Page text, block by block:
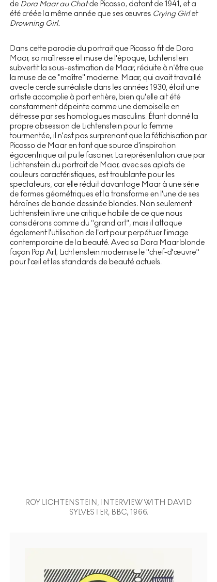
de Dora Maar au Chatde Picasso, datant de 1941, et a
été créée la même année que ses œuvres Crying Girlet
Drowning Girl.
Dans cette parodie du portrait que Picasso fit de Dora
Maar, sa maîtresse et muse de l'époque, Lichtenstein
subvertit la sous-estimation de Maar, réduite à n'être que
la muse de ce "maître" moderne. Maar, qui avait travaillé
avec le cercle surréaliste dans les années 1930, était une
artiste accomplie à part entière, bien qu'elle ait été
constamment dépeinte comme une demoiselle en
détresse par ses homologues masculins. Étant donné la
propre obsession de Lichtenstein pour la femme
tourmentée, il n'est pas surprenant que la fétichisation par
Picasso de Maar en tant que source d'inspiration
égocentrique ait pu le fasciner. La représentation crue par
Lichtenstein du portrait de Maar, avec ses aplats de
couleurs caractéristiques, est troublante pour les
spectateurs, car elle réduit davantage Maar à une série
de formes géométriques et la transforme en l'une de ses
héroïnes de bande dessinée blondes. Non seulement
Lichtenstein livre une critique habile de ce que nous
considérons comme du "grand art", mais il attaque
également l'utilisation de l'art pour perpétuer l'image
contemporaine de la beauté. Avec sa Dora Maar blonde
façon Pop Art, Lichtenstein modernise le "chef-d'œuvre"
pour l'œil et les standards de beauté actuels.
ROY LICHTENSTEIN, INTERVIEW WITH DAVID
SYLVESTER, BBC, 1966.